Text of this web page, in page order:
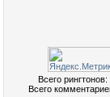
Всего рингтонов:
Всего